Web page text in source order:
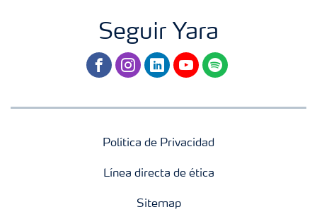
Seguir Yara
facebookinstagram
linkedinyoutubespotify
Política de Privacidad
Línea directa de ética
Sitemap